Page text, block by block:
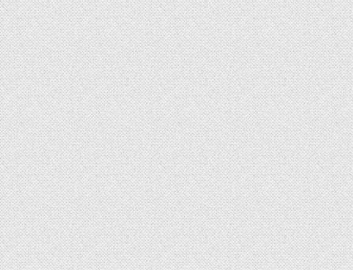
2769
July 27, 2026
OM BOB Indonesia
Program 1.000 Buku Terancam Berhenti! LITERASI DIUJUNG
TANDUK? | Ep. 2768
July 24, 2026
OM BOB Indonesia
Load More
Search Results placeholder
Previous Episode